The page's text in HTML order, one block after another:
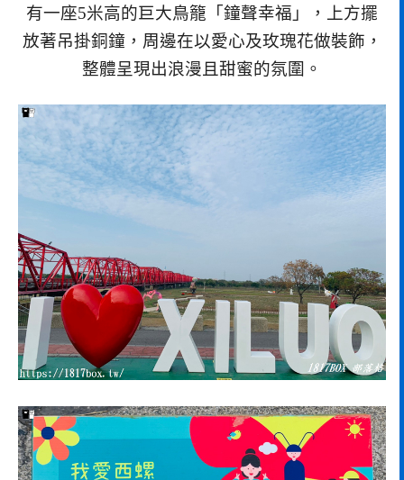
有一座5米高的巨大鳥籠「鐘聲幸福」，上方擺
放著吊掛銅鐘，周邊在以愛心及玫瑰花做裝飾，
整體呈現出浪漫且甜蜜的氛圍。